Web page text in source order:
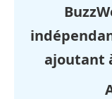
ajoutant